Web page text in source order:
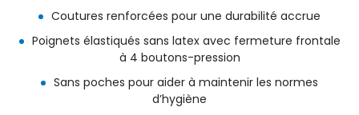
Coutures renforcées pour une durabilité accrue
Poignets élastiqués sans latex avec fermeture frontale
à 4 boutons-pression
Sans poches pour aider à maintenir les normes
d’hygiène